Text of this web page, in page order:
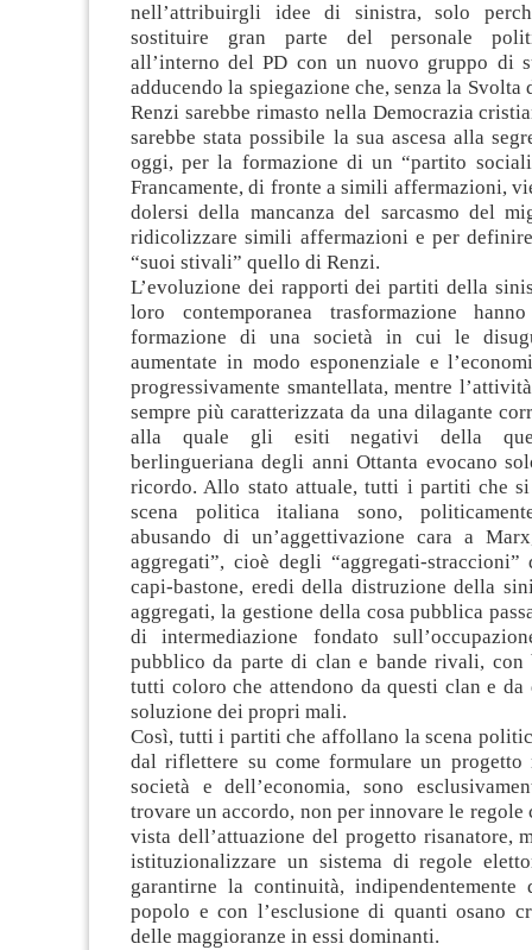
nell’attribuirgli idee di sinistra, solo
sostituire gran parte del personale
all’interno del PD con un nuovo gruppo di
adducendo la spiegazione che, senza la Svolta
Renzi sarebbe rimasto nella Democrazia
sarebbe stata possibile la sua ascesa alla
oggi, per la formazione di un “partito
Francamente, di fronte a simili affermazioni,
dolersi della mancanza del sarcasmo del
ridicolizzare simili affermazioni e per
“suoi stivali” quello di Renzi.
L’evoluzione dei rapporti dei partiti della
loro contemporanea trasformazione
formazione di una società in cui le
aumentate in modo esponenziale e
progressivamente smantellata, mentre
sempre più caratterizzata da una dilagante
alla quale gli esiti negativi della
berlingueriana degli anni Ottanta evocano
ricordo. Allo stato attuale, tutti i partiti che
scena politica italiana sono,
abusando di un’aggettivazione cara a
aggregati”, cioè degli “aggregati-
capi-bastone, eredi della distruzione della
aggregati, la gestione della cosa pubblica
di intermediazione fondato
pubblico da parte di clan e bande rivali, con
tutti coloro che attendono da questi clan e da
soluzione dei propri mali.
Così, tutti i partiti che affollano la scena
dal riflettere su come formulare un progetto
società e dell’economia, sono
trovare un accordo, non per innovare le
vista dell’attuazione del progetto risanatore,
istituzionalizzare un sistema di regole
garantirne la continuità, indipendentemente
popolo e con l’esclusione di quanti osano
delle maggioranze in essi dominanti.